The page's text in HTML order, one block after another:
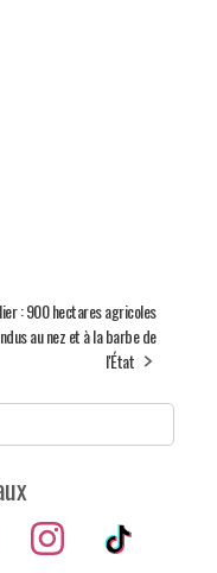
: 900 hectares agricoles
au nez et à la barbe de
l'État